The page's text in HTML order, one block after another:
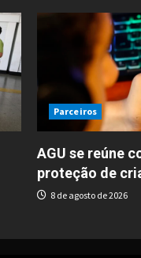
Parceiros
AGU se reúne
proteção de
8 de agosto de 2026